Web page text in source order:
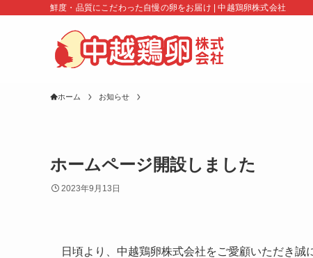
鮮度・品質にこだわった自慢の卵をお届け | 中越鶏卵株式会社
ホーム お知らせ
ホームページ開設しました
2023年9月13日
日頃より、中越鶏卵株式会社をご愛顧いただき誠